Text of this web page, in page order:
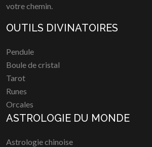
votre chemin.
OUTILS DIVINATOIRES
Pendule
Boule de cristal
Tarot
Runes
Orcales
ASTROLOGIE DU MONDE
Astrologie chinoise